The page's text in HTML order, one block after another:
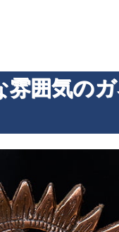
雰囲気の